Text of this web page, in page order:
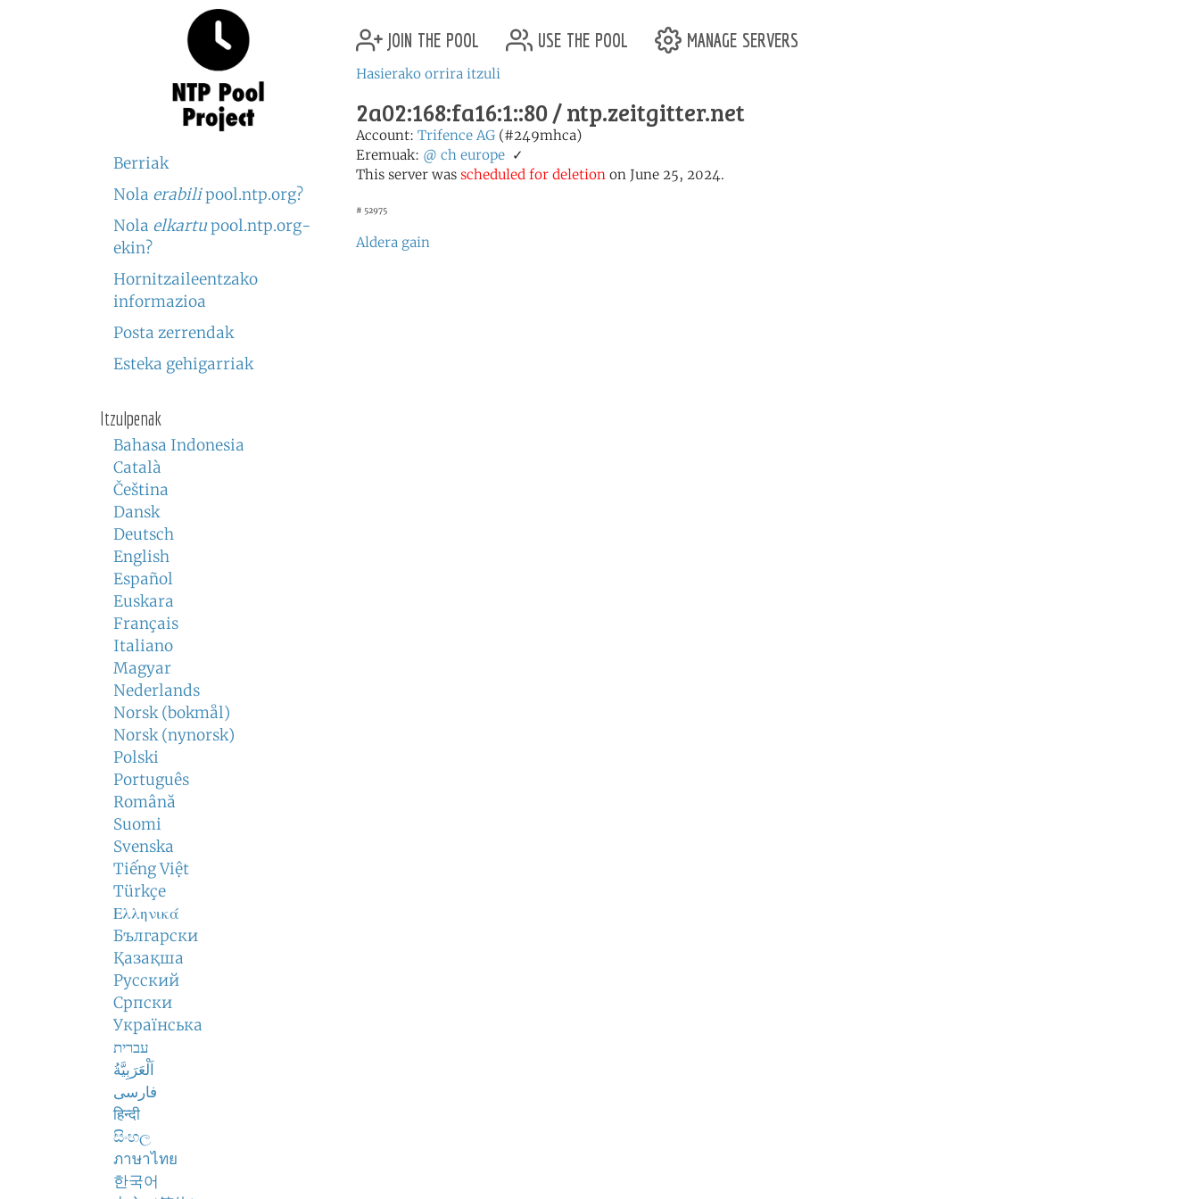
Berriak
Nola erabilipool.ntp.org?
Nola elkartupool.ntp.org-
ekin?
Hornitzaileentzako
informazioa
Posta zerrendak
Esteka gehigarriak
Itzulpenak
Bahasa Indonesia
Català
Čeština
Dansk
Deutsch
English
Español
Euskara
Français
Italiano
Magyar
Nederlands
Norsk (bokmål)
Norsk (nynorsk)
Polski
Português
Română
Suomi
Svenska
Tiếng Việt
Türkçe
Ελληνικά
Български
Қазақша
Русский
Српски
Українська
עברית
اَلْعَرَبِيَّةُ
فارسی
हिन्दी
සිංහල
ภาษาไทย
한국어
join the pool use the pool manage servers
Hasierako orrira itzuli
2a02:168:fa16:1::80 / ntp.zeitgitter.net
Account: Trifence AG (#249mhca)
Eremuak: @ ch europe ✓
This server was scheduled for deletion on June 25, 2024.
# 52975
Aldera gain